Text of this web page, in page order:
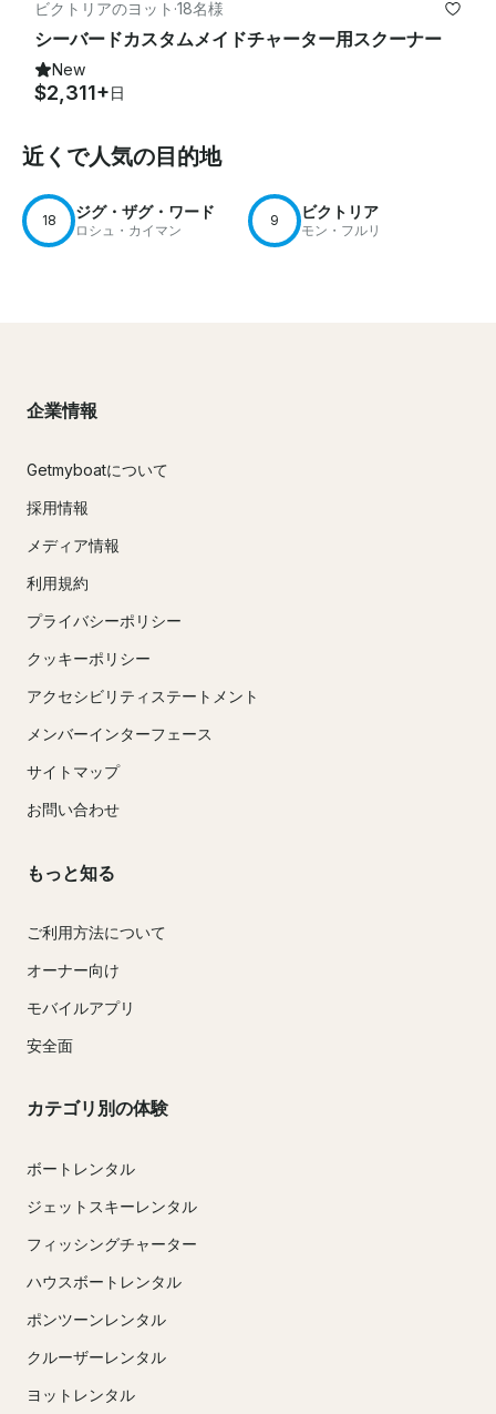
ビクトリアのヨット ·18名様
シーバードカスタムメイドチャーター用スクーナー
New
$2,311+日
近くで人気の目的地
18 ジグ・ザグ・ワード
ロシュ・カイマン
9 ビクトリア
モン・フルリ
企業情報
Getmyboatについて
採用情報
メディア情報
利用規約
プライバシーポリシー
クッキーポリシー
アクセシビリティステートメント
メンバーインターフェース
サイトマップ
お問い合わせ
もっと知る
ご利用方法について
オーナー向け
モバイルアプリ
安全面
カテゴリ別の体験
ボートレンタル
ジェットスキーレンタル
フィッシングチャーター
ハウスボートレンタル
ポンツーンレンタル
クルーザーレンタル
ヨットレンタル